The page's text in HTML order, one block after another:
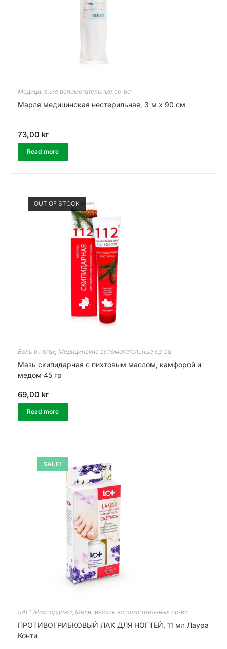
Медицинские вспомогательные ср-ва
Марля медицинская нестерильная, 3 м х 90 см
73,00 kr
Read more
OUT OF STOCK
Боль в ногах, Медицинские вспомогательные ср-ва
Мазь скипидарная с пихтовым маслом, камфорой и
медом 45 гр
69,00 kr
Read more
SALE!
SALE/Распордажа, Медицинские вспомогательные ср-ва
ПРОТИВОГРИБКОВЫЙ ЛАК ДЛЯ НОГТЕЙ, 11 мл Лаура
Конти